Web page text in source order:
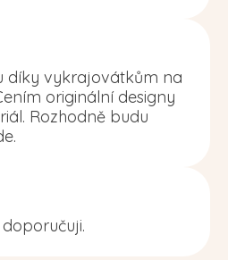
díky vykrajovátkům na
originální designy
Rozhodně budu